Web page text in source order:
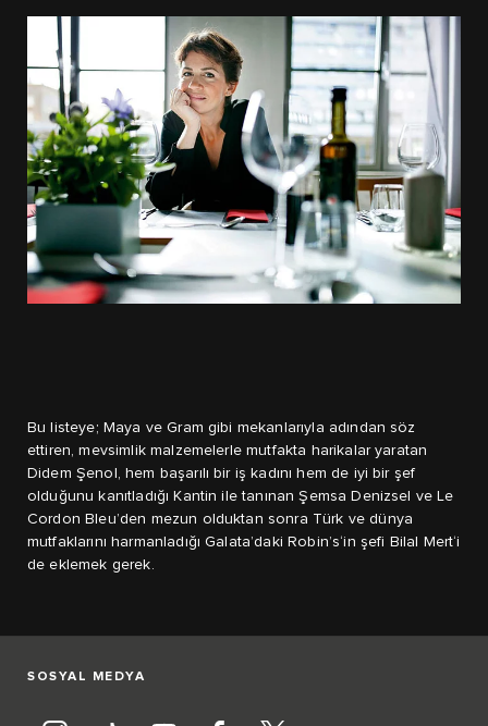
Bu listeye; Maya ve Gram gibi mekanlarıyla adından söz
ettiren, mevsimlik malzemelerle mutfakta harikalar yaratan
Didem Şenol, hem başarılı bir iş kadını hem de iyi bir şef
olduğunu kanıtladığı Kantin ile tanınan Şemsa Denizsel ve Le
Cordon Bleu’den mezun olduktan sonra Türk ve dünya
mutfaklarını harmanladığı Galata’daki Robin’s‘in şefi Bilal Mert‘i
de eklemek gerek.
SOSYAL MEDYA